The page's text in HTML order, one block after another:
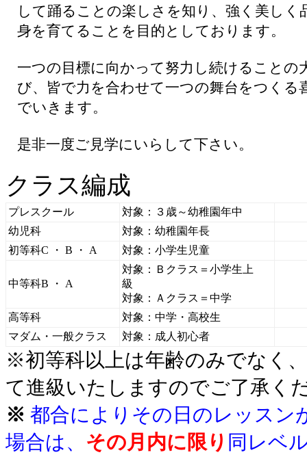
して踊ることの楽しさを知り、強く美しく
身を育てることを目的としております。
一つの目標に向かって努力し続けることの
び、皆で力を合わせて一つの舞台をつくる
でいきます。
是非一度ご見学にいらして下さい。
クラス編成
プレスクール
対象：３歳～幼稚園年中
幼児科
対象：幼稚園年長
初等科C ・ B ・ A
対象：小学生児童
中等科B ・ A
対象：Ｂクラス＝小学生上
級
対象：Ａクラス＝中学
高等科
対象：中学・高校生
マダム・一般クラス
対象：成人初心者
※初等科以上は年齢のみでなく
て進級いたしますのでご了承く
※ 都合によりその日のレッスン
場合は、 その月内に限り 同レベ